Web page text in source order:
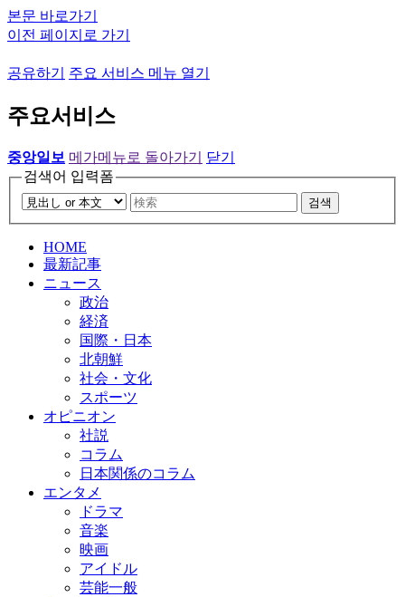
본문 바로가기
이전 페이지로 가기
공유하기 주요 서비스 메뉴 열기
주요서비스
중앙일보 메가메뉴로 돌아가기
닫기
검색어 입력폼
검색
HOME
最新記事
ニュース
政治
経済
国際・日本
北朝鮮
社会・文化
スポーツ
オピニオン
社説
コラム
日本関係のコラム
エンタメ
ドラマ
音楽
映画
アイドル
芸能一般